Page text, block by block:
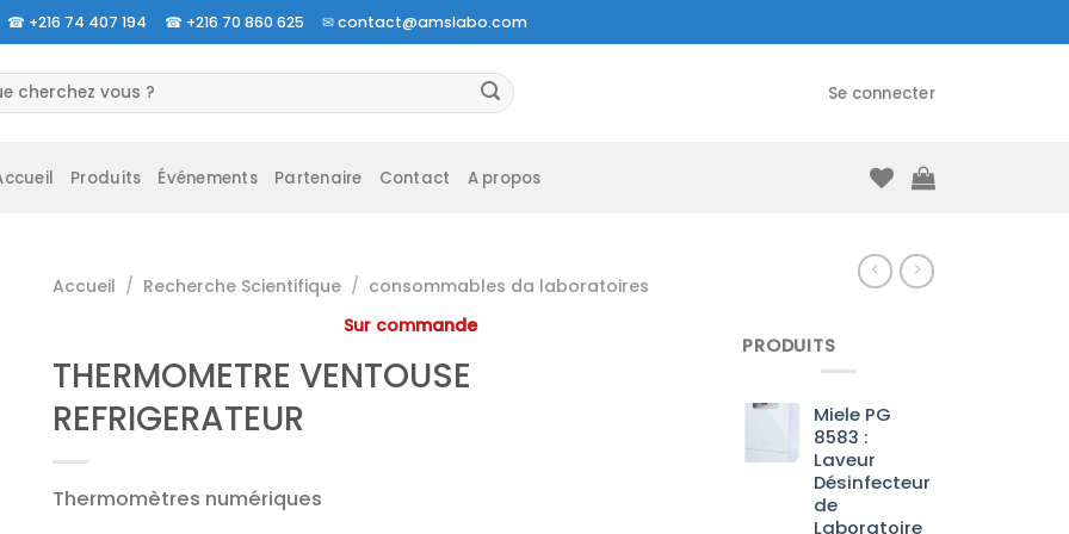
☎ +216 74 407 194 ☎ +216 70 860 625 ✉contact@amslabo.com
Se connecter
Produits Événements Partenaire Contact A propos
Accueil / Recherche Scientifique / consommables da laboratoires
Sur commande
THERMOMETRE VENTOUSE
REFRIGERATEUR
Thermomètres numériques
PRODUITS
Miele PG
8583 :
Laveur
Désinfecteur
de
Laboratoire